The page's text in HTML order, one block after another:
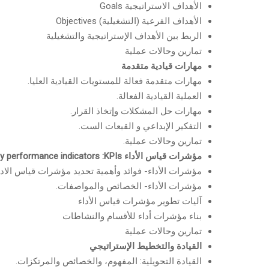
الأهداف الاستراتيجية Goals
الأهداف الفرعية (التشغيلية) Objectives
الربط بين الأهداف الإستراتيجية والتشغيلية
تمارين وحالات عملية
مهارات قيادية متقدمة
مهارات متقدمة فعالة للمستويات القيادية العليا.
العملية القيادية الفعالة.
مهارات حل المشكلات وإتخاذ القرار.
التفكير الإبداعي و القبعات الست.
تمارين وحالات عملية.
مؤشرات قياس الأداء performance indicators :KPIs
مؤشرات الأداء- فوائد وأهمية تحديد مؤشرات قياس
مؤشرات الأداء- الخصائص والمواصفات.
آليات تطوير مؤشرات قياس الأداء
بناء مؤشرات أداء للأقسام والنشاطات
تمارين وحالات عملية
القيادة والتخطيط الإستراتيجي
القيادة التحويلية: المفهوم، والخصائص والمرتكزات.